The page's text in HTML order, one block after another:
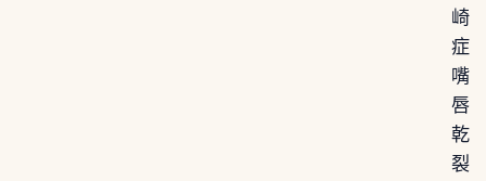
崎
症
嘴
唇
乾
裂